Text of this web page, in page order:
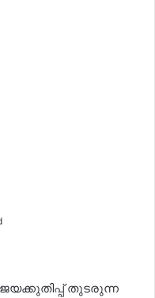
തുടരുന്ന